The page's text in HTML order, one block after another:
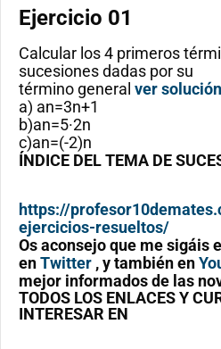
Ejercicio 01
Calcular los 4 primeros
sucesiones dadas por su
término general ver solución
a) an=3n+1
b)an=5·2n
c)an=(-2)n
ÍNDICE DEL TEMA DE
https://
ejercicios-resueltos/
Os aconsejo que me sigáis
enTwitter , y también en
mejor informados de las
TODOS LOS ENLACES Y
INTERESAR EN